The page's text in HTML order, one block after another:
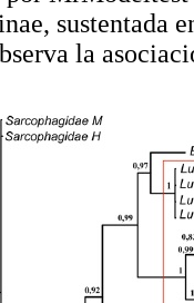
sustentada
la